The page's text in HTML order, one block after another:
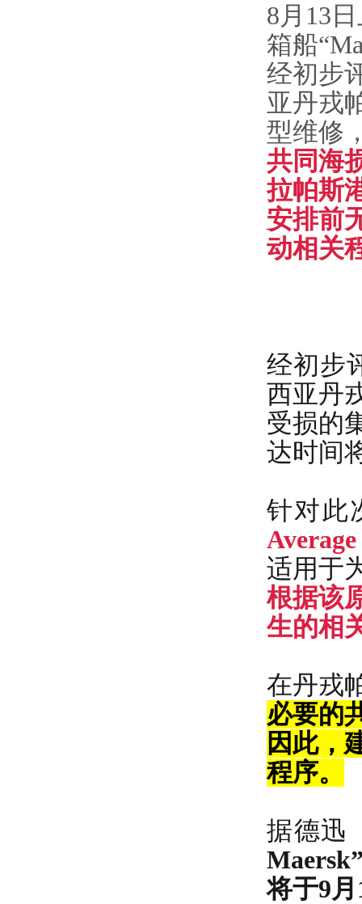
8月13
箱船“
经初步
亚丹戎
型维修
共同海
拉帕斯
安排前
动相关
经初步
西亚丹
受损的
达时间
针对此
适用于
根据该
生的相
在丹戎
必要的
因此，
程序。
据德迅
将于9